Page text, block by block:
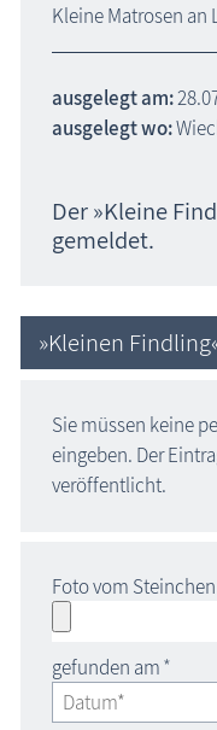
Kleine Matrosen an
ausgelegt am:
ausgelegt wo:
Der »Kleine
gemeldet.
»Kleinen
Sie müssen keine
eingeben. Der
veröffentlicht.
Foto vom
gefunden am*